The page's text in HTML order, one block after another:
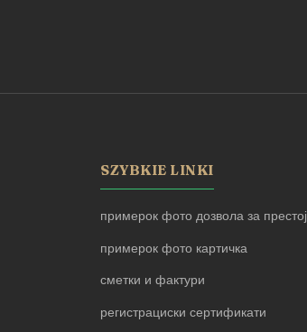
SZYBKIE LINKI
примерок фото дозвола за престој
примерок фото картичка
сметки и фактури
регистрациски сертификати